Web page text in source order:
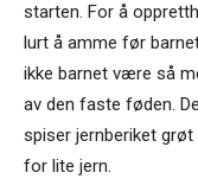
starten. For å
lurt å amme før
ikke barnet være så
av den faste føden.
spiser jernberiket
for lite jern.